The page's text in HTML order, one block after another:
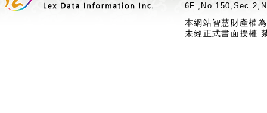
本網站智慧財產權
未經正式書面授權